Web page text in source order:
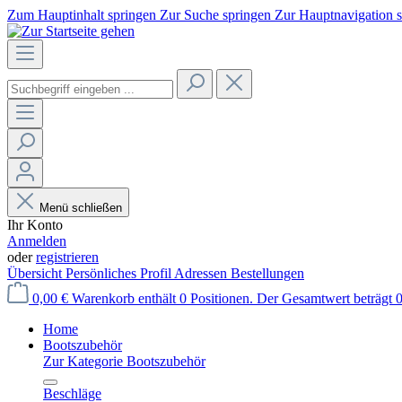
Zum Hauptinhalt springen Zur Suche springen Zur Hauptnavigation
Menü schließen
Ihr Konto
Anmelden
oderregistrieren
Übersicht Persönliches Profil Adressen Bestellungen
0,00 € Warenkorb enthält 0 Positionen. Der Gesamtwert beträgt
Home
Bootszubehör
Zur Kategorie Bootszubehör
Beschläge